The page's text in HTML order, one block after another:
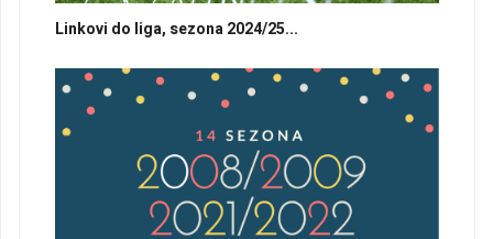
Linkovi do liga, sezona 2024/25...